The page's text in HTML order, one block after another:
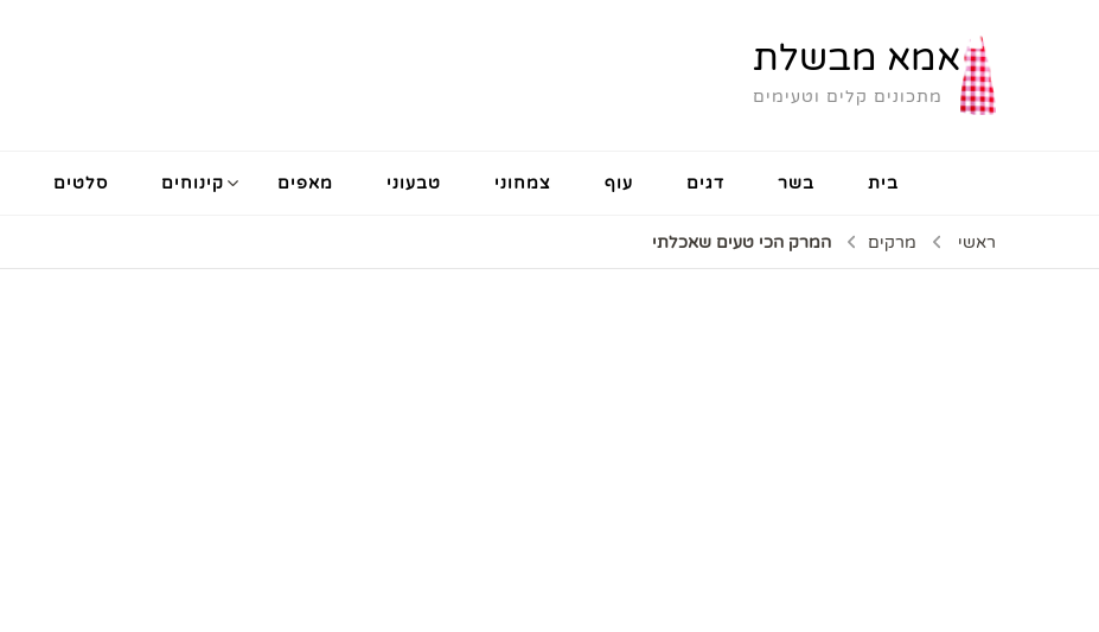
אמא מבשלת
מתכונים קלים וטעימים
בית בשר דגים עוף צמחוני טבעוני מאפים קינוחים סלטים
ראשי מרקים המרק הכי טעים שאכלתי